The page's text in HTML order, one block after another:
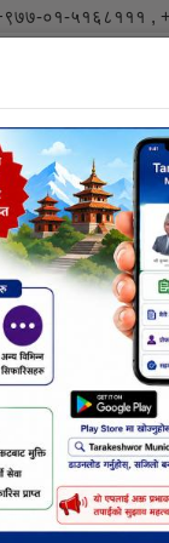
०१-५१६८१११ ,
आतिथ्यतामा
मन्तव्य
रहेको थियो ।